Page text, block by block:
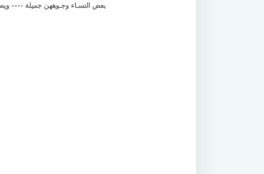
بعض النسـاء وجـوههن جميلة ----